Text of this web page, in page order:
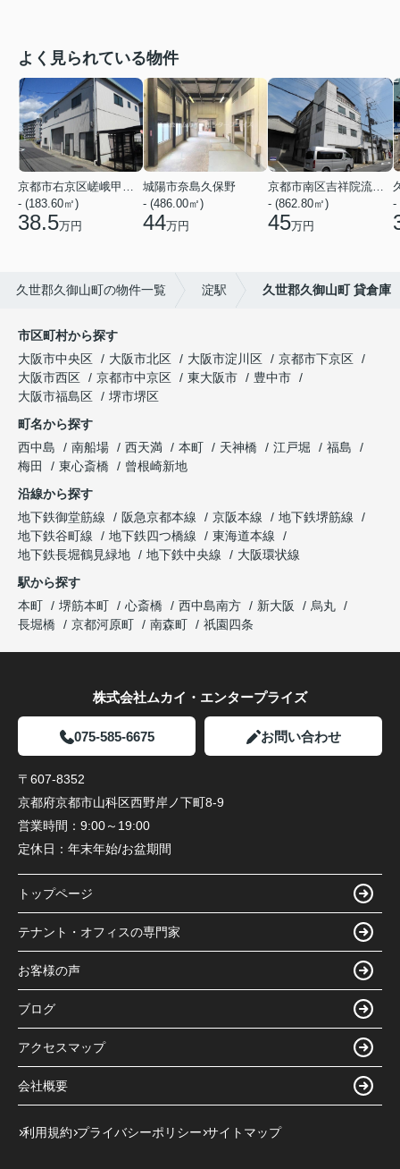
よく見られている物件
京都市右京区嵯峨甲塚町
- (183.60㎡)
38.5万円
城陽市奈島久保野
- (486.00㎡)
44万円
京都市南区吉祥院流作町
- (862.80㎡)
45万円
-
久世郡久御山町の物件一覧 淀駅 久世郡久御山町 貸倉庫
市区町村から探す
大阪市中央区
大阪市北区 大阪市淀川区
京都市下京区
大阪市西区
京都市中京区 東大阪市
豊中市
大阪市福島区
堺市堺区
町名から探す
西中島
南船場 西天満 本町 天神橋 江戸堀
福島
梅田
東心斎橋
曾根崎新地
沿線から探す
地下鉄御堂筋線
阪急京都本線 京阪本線
地下鉄堺筋線
地下鉄谷町線
地下鉄四つ橋線
東海道本線
地下鉄長堀鶴見緑地
地下鉄中央線
大阪環状線
駅から探す
本町
堺筋本町 心斎橋 西中島南方 新大阪
烏丸
長堀橋
京都河原町 南森町 祇園四条
株式会社ムカイ・エンタープライズ
075-585-6675 お問い合わせ
〒607-8352
京都府京都市山科区西野岸ノ下町8-9
営業時間： 9:00～19:00
定休日： 年末年始/お盆期間
トップページ
テナント・オフィスの専門家
お客様の声
ブログ
アクセスマップ
会社概要
利用規約 プライバシーポリシー サイトマップ